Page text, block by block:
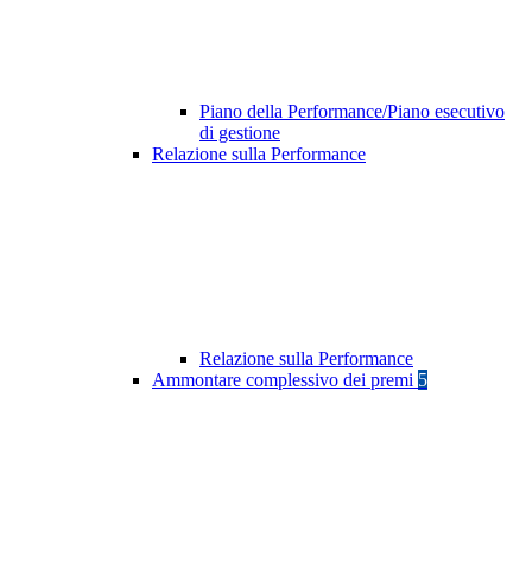
Piano della Performance/Piano esecutivo
di gestione
Relazione sulla Performance
Relazione sulla Performance
Ammontare complessivo dei premi 5